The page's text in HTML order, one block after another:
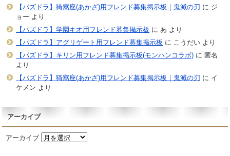
【パズドラ】猗窩座(あかざ)用フレンド募集掲示板｜鬼滅の刃 に ジ
ョー より
【パズドラ】学園キオ用フレンド募集掲示板 に あ より
【パズドラ】アグリゲート用フレンド募集掲示板 に こうだいより
【パズドラ】キリン用フレンド募集掲示板(モンハンコラボ)に 匿名
より
【パズドラ】猗窩座(あかざ)用フレンド募集掲示板｜鬼滅の刃 に イ
ケメン より
アーカイブ
アーカイブ